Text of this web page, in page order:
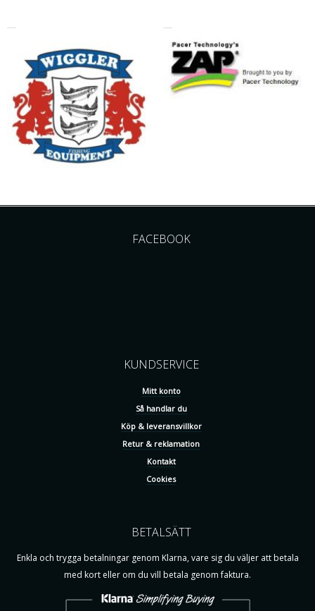
FACEBOOK
KUNDSERVICE
Mitt konto
Så handlar du
Köp & leveransvillkor
Retur & reklamation
Kontakt
Cookies
BETALSÄTT
Enkla och trygga betalningar genom Klarna, vare sig du väljer att betala
med kort eller om du vill betala genom faktura.